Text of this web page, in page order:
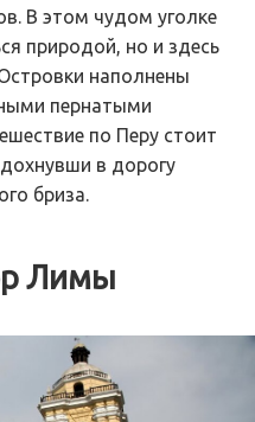
В этом чудом уголке
природой, но и здесь
наполнены
пернатыми
по Перу стоит
в дорогу
бриза.
Лимы